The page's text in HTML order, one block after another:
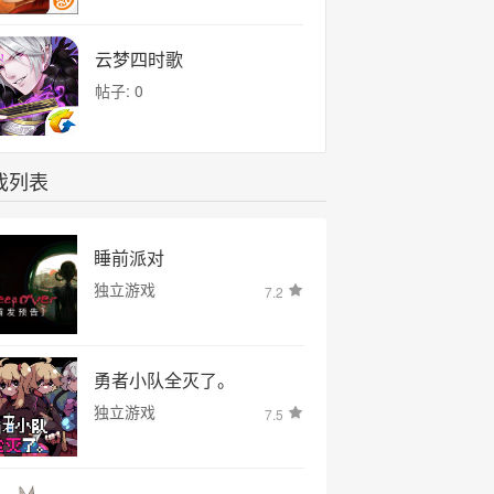
云梦四时歌
帖子: 0
列表
睡前派对
独立游戏 7.2
勇者小队全灭了。
独立游戏 7.5